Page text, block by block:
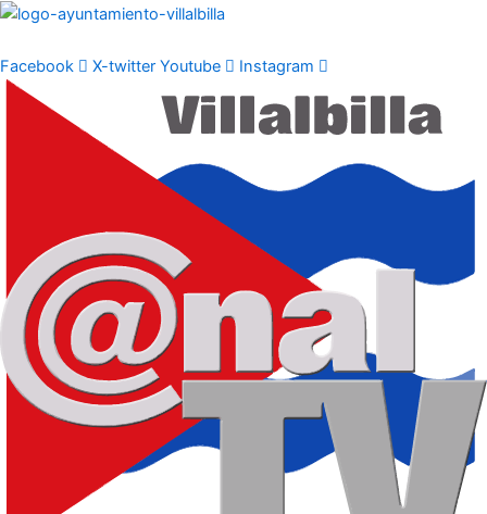
Ir
contenido
Facebook X-twitter Youtube Instagram